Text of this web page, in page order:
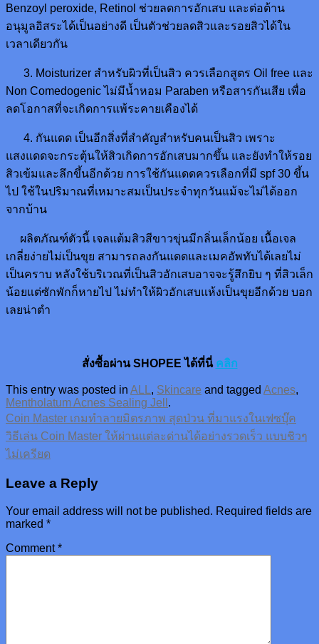
Benzoyl peroxide, Retinol ช่วยลดการอักเสบ และต่อต้าน
อนุมูลอิสระได้เป็นอย่างดี เป็นตัวช่วยลดสิวและรอยสิวได้ใน
เวลาเดียวกัน
3. Moisturizer สำหรับผิวที่เป็นสิว ควรเลือกสูตร Oil free และ
Non Comedogenic ไม่มีน้ำหอม Paraben หรือสารกันเสีย เพื่อ
ลดโอกาสที่จะเกิดการแพ้ระคายเคืองได้
4. กันแดด เป็นอีกสิ่งที่สำคัญสำหรับคนเป็นสิว เพราะ
แสงแดดจะกระตุ้นให้สิวเกิดการอักเสบมากขึ้น และยังทำให้รอย
สิวเข้มและลึกขึ้นอีกด้วย การใช้กันแดดควรเลือกที่มี spf 30 ขึ้น
ไป ใช้ในปริมาณที่เหมาะสมเป็นประจำทุกวันแม้จะไม่ได้ออก
จากบ้าน
ผลิตภัณฑ์ตัวนี้ เจลแต้มสิวสีขาวขุ่นมีกลิ่นเล็กน้อย เนื้อเจล
เกลี่ยง่ายไม่เป็นขุย สามารถลงกันแดดและเมคอัพทับได้เลยไม่
เป็นคราบ หลังใช้บริเวณที่เป็นสิวอักเสบอาจจะรู้สึกยิบ ๆ ที่สิวเล็ก
น้อยแต่ซักพักก็หายไป ไม่ทำให้ผิวอักเสบแห้งเป็นขุยอีกด้วย บอก
เลยน่าตำ
สั่งซื้อผ่าน SHOPEE ได้ที่นี่ คลิก
This entry was posted in ALL, Skincare and tagged Acnes,
Mentholatum Acnes Sealing Jell .
Coin Master เกมทำลายมิตรภาพ สุดป่วน ที่มาแรงในเฟซบุ๊ค
วิธีเล่น Coin Master ให้ผ่านแต่ละด่านได้อย่างรวดเร็ว แบบชิวๆ
ไม่เครียด
Leave a Reply
Your email address will not be published. Required fields are
marked *
Comment*